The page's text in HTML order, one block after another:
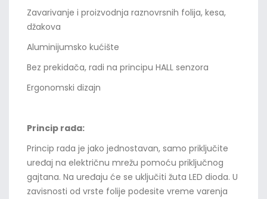
Zavarivanje i proizvodnja raznovrsnih folija, kesa,
džakova
Aluminijumsko kućište
Bez prekidača, radi na principu HALL senzora
Ergonomski dizajn
Princip rada:
Princip rada je jako jednostavan, samo priključite
uređaj na električnu mrežu pomoću priključnog
gajtana. Na uređaju će se uključiti žuta LED dioda. U
zavisnosti od vrste folije podesite vreme varenja